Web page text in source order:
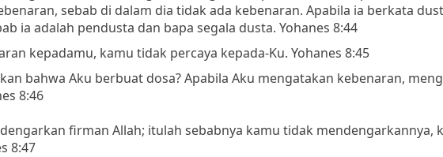
sebab di dalam dia tidak ada kebenaran. Apabila ia berkata
ia adalah pendusta dan bapa segala dusta. Yohanes 8:44
kepadamu, kamu tidak percaya kepada-Ku. Yohanes 8:45
bahwa Aku berbuat dosa? Apabila Aku mengatakan kebenaran,
8:46
firman Allah; itulah sebabnya kamu tidak mendengarkannya,
8:47